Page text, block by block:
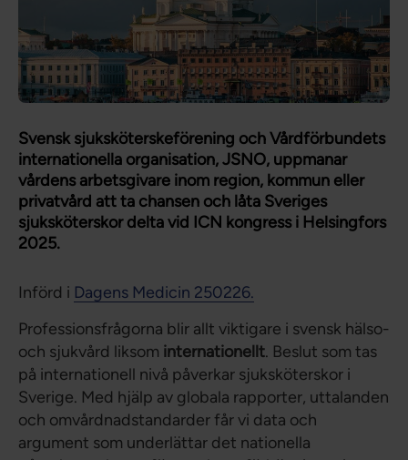
Svensk sjuksköterskeförening och Vårdförbundets
internationella organisation, JSNO, uppmanar
vårdens arbetsgivare inom region, kommun eller
privatvård att ta chansen och låta Sveriges
sjuksköterskor delta vid ICN kongress i Helsingfors
2025.
Införd i Dagens Medicin 250226.
Professionsfrågorna blir allt viktigare i svensk hälso-
och sjukvård liksom internationellt. Beslut som tas
på internationell nivå påverkar sjuksköterskor i
Sverige. Med hjälp av globala rapporter, uttalanden
och omvårdnadstandarder får vi data och
argument som underlättar det nationella